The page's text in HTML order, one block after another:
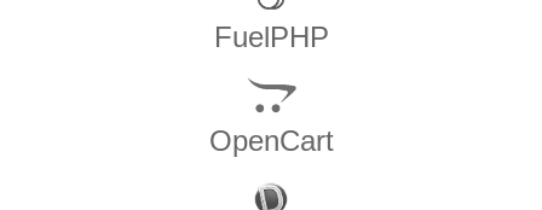
FuelPHP
OpenCart